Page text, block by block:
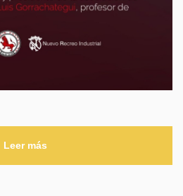
Leer más